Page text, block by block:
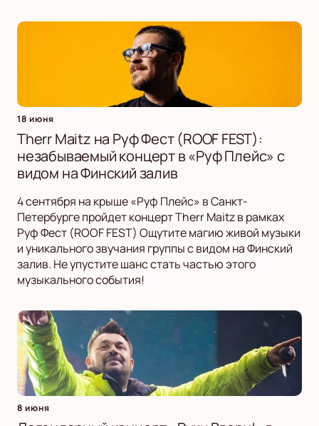
18 июня
Therr Maitz на Руф Фест (ROOF FEST):
незабываемый концерт в «Руф Плейс» с
видом на Финский залив
4 сентября на крыше «Руф Плейс» в Санкт-
Петербурге пройдет концерт Therr Maitz в рамках
Руф Фест (ROOF FEST) Ощутите магию живой музыки
и уникального звучания группы с видом на Финский
залив. Не упустите шанс стать частью этого
музыкального события!
8 июня